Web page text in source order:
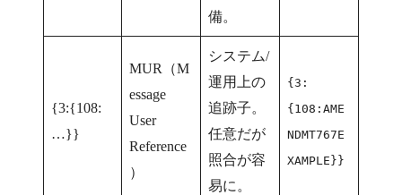
備。
{3:{108:
…}}
MUR（M
essage
User
Reference
）
システム/
運用上の
追跡子。
任意だが
照合が容
易に。
{3:
{108:AME
NDMT767E
XAMPLE}}